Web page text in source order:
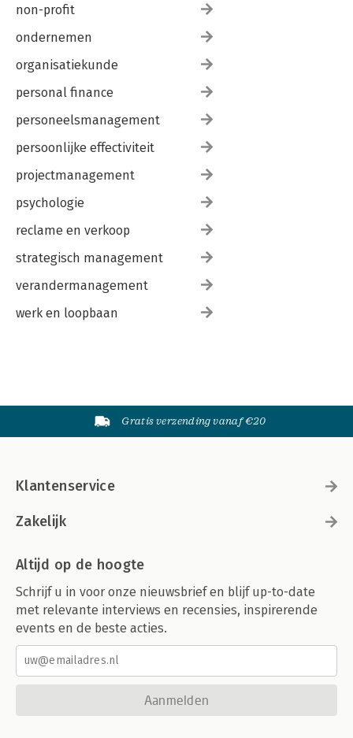
non-profit
ondernemen
organisatiekunde
personal finance
personeelsmanagement
persoonlijke effectiviteit
projectmanagement
psychologie
reclame en verkoop
strategisch management
verandermanagement
werk en loopbaan
Gratis verzending vanaf €20
Klantenservice
Zakelijk
Altijd op de hoogte
Schrijf u in voor onze nieuwsbrief en blijf up-to-date
met relevante interviews en recensies, inspirerende
events en de beste acties.
Aanmelden